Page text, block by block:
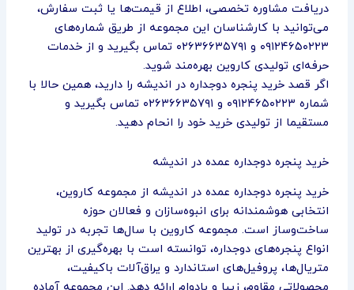
دریافت مشاوره تخصصی، اطلاع از قیمت‌ها یا ثبت سفارش،
می‌توانید با کارشناسان این مجموعه از طریق شماره‌های
۰۹۱۲۴۶۵۰۲۲۳ و ۰۲۶۳۶۶۳۵۷۹۱ تماس بگیرید و از خدمات
حرفه‌ای تولیدی کاروین بهره‌مند شوید.
اگر قصد خرید پنجره دوجداره در اندیشه را دارید، همین حالا با
شماره ۰۹۱۲۴۶۵۰۲۲۳ و ۰۲۶۳۶۶۳۵۷۹۱ تماس بگیرید و
مستقیما از تولیدی خرید خود را انحام دهید.
خرید پنجره دوجداره عمده در اندیشه
خرید پنجره دوجداره عمده در اندیشه از مجموعه کاروین،
انتخابی هوشمندانه برای انبوه‌سازان و فعالان حوزه
ساخت‌وساز است. مجموعه کاروین با سال‌ها تجربه در تولید
انواع پنجره‌های دوجداره، توانسته است با بهره‌گیری از بهترین
متریال‌ها، پروفیل‌های استاندارد و یراق‌آلات باکیفیت،